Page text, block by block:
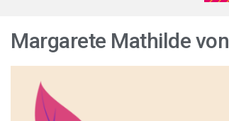
Margarete Mathilde
dejaron